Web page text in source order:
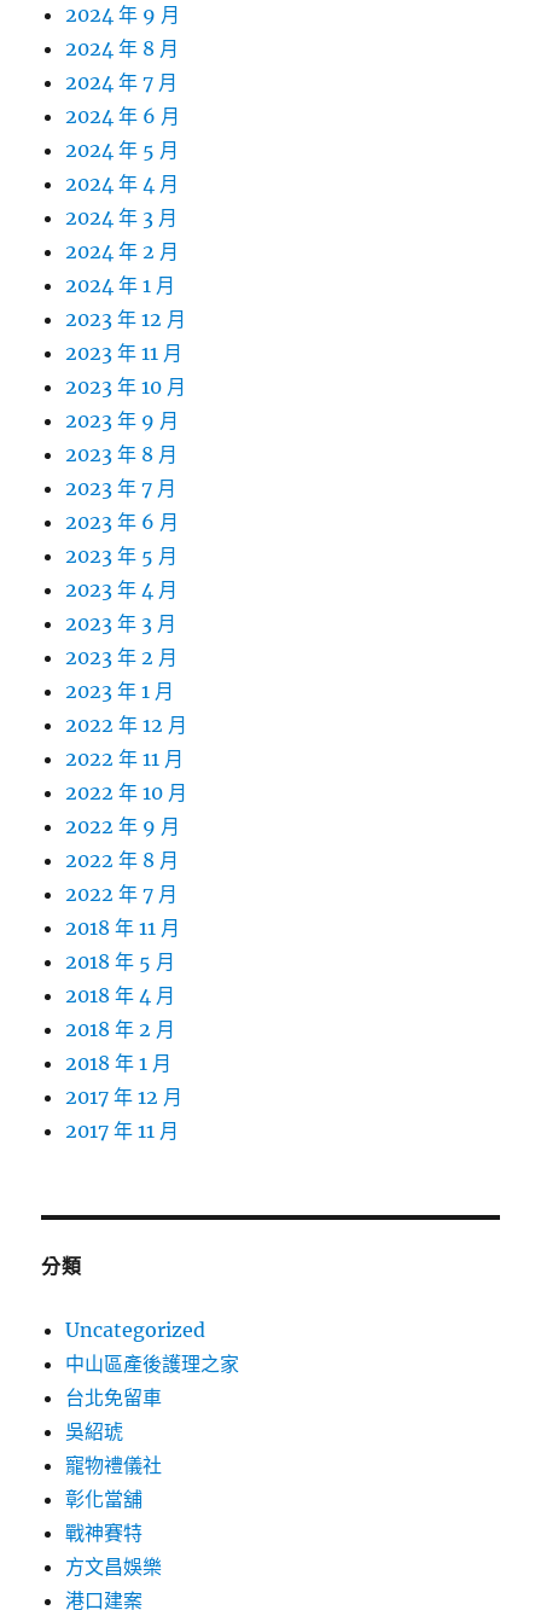
2024 年 9 月
2024 年 8 月
2024 年 7 月
2024 年 6 月
2024 年 5 月
2024 年 4 月
2024 年 3 月
2024 年 2 月
2024 年 1 月
2023 年 12 月
2023 年 11 月
2023 年 10 月
2023 年 9 月
2023 年 8 月
2023 年 7 月
2023 年 6 月
2023 年 5 月
2023 年 4 月
2023 年 3 月
2023 年 2 月
2023 年 1 月
2022 年 12 月
2022 年 11 月
2022 年 10 月
2022 年 9 月
2022 年 8 月
2022 年 7 月
2018 年 11 月
2018 年 5 月
2018 年 4 月
2018 年 2 月
2018 年 1 月
2017 年 12 月
2017 年 11 月
分類
Uncategorized
中山區產後護理之家
台北免留車
吳紹琥
寵物禮儀社
彰化當舖
戰神賽特
方文昌娛樂
港口建案